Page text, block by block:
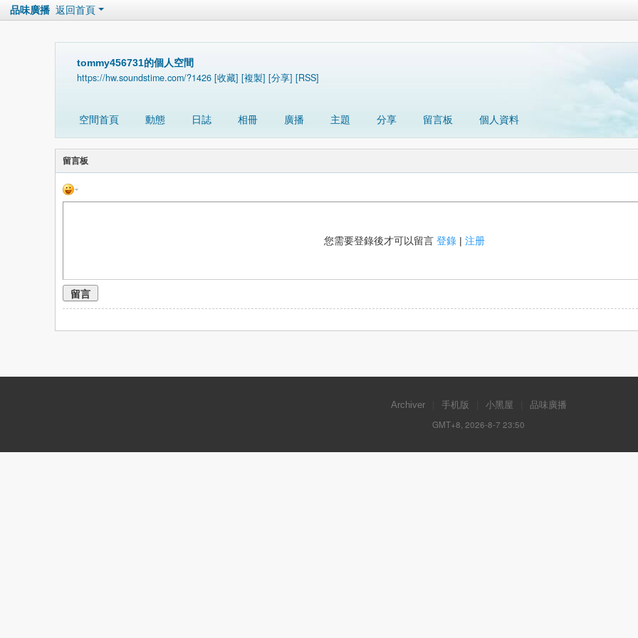
品味廣播 返回首頁
tommy456731的個人空間
https://hw.soundstime.com/?1426 [收藏] [複製] [分享] [RSS]
空間首頁 動態 日誌 相冊 廣播 主題 分享 留言板 個人資料
留言板
您需要登錄後才可以留言登錄 |注册
留言
Archiver 手机版 小黑屋 品味廣播
GMT+8, 2026-8-7 23:50